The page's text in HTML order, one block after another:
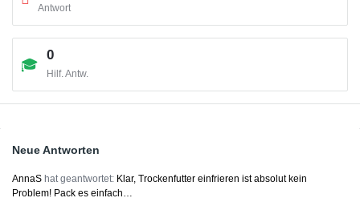
Antwort
0
Hilf. Antw.
Neue Antworten
AnnaS hat geantwortet: Klar, Trockenfutter einfrieren ist absolut kein
Problem! Pack es einfach…